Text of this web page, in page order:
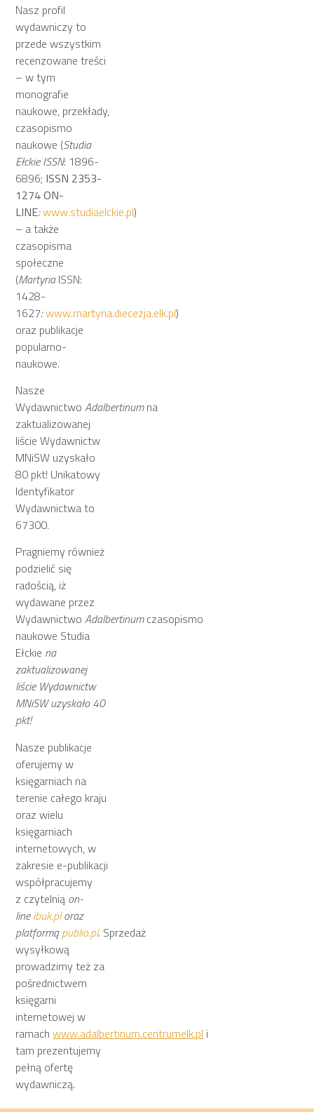
Nasz profil
wydawniczy to
przede wszystkim
recenzowane treści
– w tym
monografie
naukowe, przekłady,
czasopismo
naukowe (Studia
Ełckie ISSN: 1896-
6896; ISSN 2353-
1274 ON-
LINE:www.studiaelckie.pl)
– a także
czasopisma
społeczne
(MartyriaISSN:
1428-
1627:www.martyria.diecezja.elk.pl)
oraz publikacje
popularno-
naukowe.
Nasze
WydawnictwoAdalbertinumna
zaktualizowanej
liście Wydawnictw
MNiSW uzyskało
80 pkt! Unikatowy
Identyfikator
Wydawnictwa to
67300.
Pragniemy również
podzielić się
radością, iż
wydawane przez
WydawnictwoAdalbertinumczasopismo
naukowe Studia
Ełckie na
zaktualizowanej
liście Wydawnictw
MNiSW uzyskało 40
pkt!
Nasze publikacje
oferujemy w
księgarniach na
terenie całego kraju
oraz wielu
księgarniach
internetowych, w
zakresie e-publikacji
współpracujemy
z czytelnią on-
lineibuk.ploraz
platformąpublio.pl. Sprzedaż
wysyłkową
prowadzimy też za
pośrednictwem
księgarni
internetowej w
ramachwww.adalbertinum.centrumelk.pl i
tam prezentujemy
pełną ofertę
wydawniczą.